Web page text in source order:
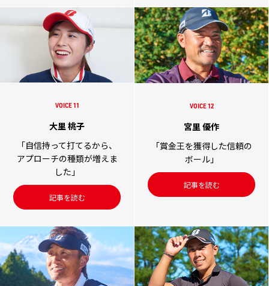
VOICE 11
大里 桃子
「自信持って打てるから、
アプローチの種類が増えま
した」
記事を読む
VOICE 12
宮里 優作
「賞金王を獲得した信頼の
ボール」
記事を読む